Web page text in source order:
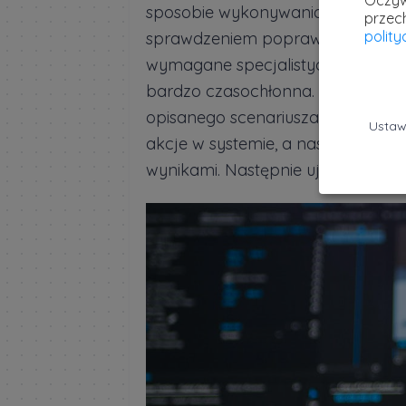
sposobie wykonywania pracy.
sprawdzeniem poprawności
wymagane specjalistyczne
bardzo czasochłonna.
opisanego scenariusza testu.
akcje w systemie, a następnie
wynikami. Następnie ujmuje on